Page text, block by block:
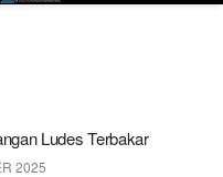
Ludes Terbakar
2025